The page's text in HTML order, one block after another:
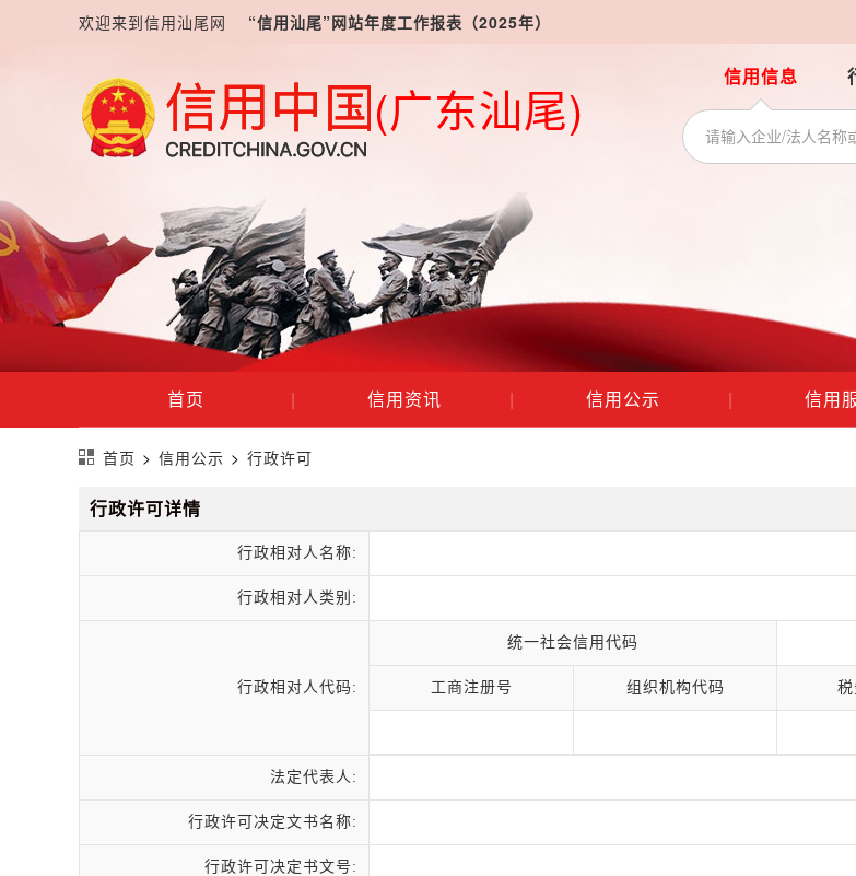
(广东汕尾)
欢迎来到信用汕尾网 “信用汕尾”网站年度工作报表（2025年）
信用信息
首页 | 信用资讯 | 信用公示 | 信用
首页 > 信用公示 > 行政许可
行政许可详情
行政相对人名称:
行政相对人类别:
行政相对人代码:
统一社会信用代码
工商注册号 组织机构代码 税
法定代表人:
行政许可决定文书名称:
行政许可决定书文号: